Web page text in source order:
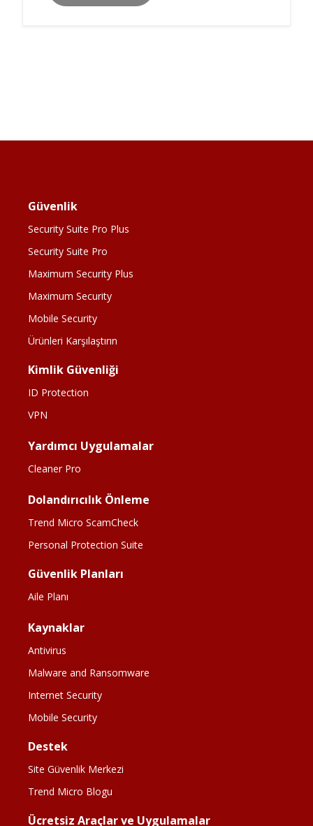
Güvenlik
Security Suite Pro Plus
Security Suite Pro
Maximum Security Plus
Maximum Security
Mobile Security
Ürünleri Karşılaştırın
Kimlik Güvenliği
ID Protection
VPN
Yardımcı Uygulamalar
Cleaner Pro
Dolandırıcılık Önleme
Trend Micro ScamCheck
Personal Protection Suite
Güvenlik Planları
Aile Planı
Kaynaklar
Antivirus
Malware and Ransomware
Internet Security
Mobile Security
Destek
Site Güvenlik Merkezi
Trend Micro Blogu
Ücretsiz Araçlar ve Uygulamalar